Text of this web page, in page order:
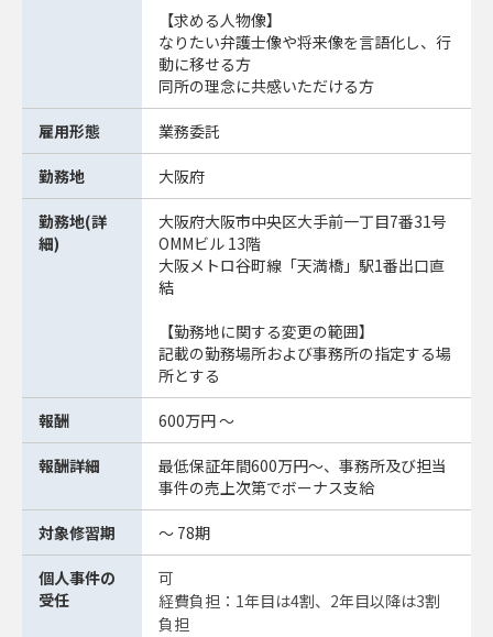
【求める人物像】
なりたい弁護士像や将来像を言語化し、行
動に移せる方
同所の理念に共感いただける方
雇用形態 業務委託
勤務地 大阪府
勤務地(詳
細)
大阪府大阪市中央区大手前一丁目7番31号
OMMビル 13階
大阪メトロ谷町線「天満橋」駅1番出口直
結
【勤務地に関する変更の範囲】
記載の勤務場所および事務所の指定する場
所とする
報酬 600万円 ～
報酬詳細
最低保証年間600万円～、事務所及び担当
事件の売上次第でボーナス支給
対象修習期 ～ 78期
個人事件の
受任
可
経費負担：1年目は4割、2年目以降は3割
負担